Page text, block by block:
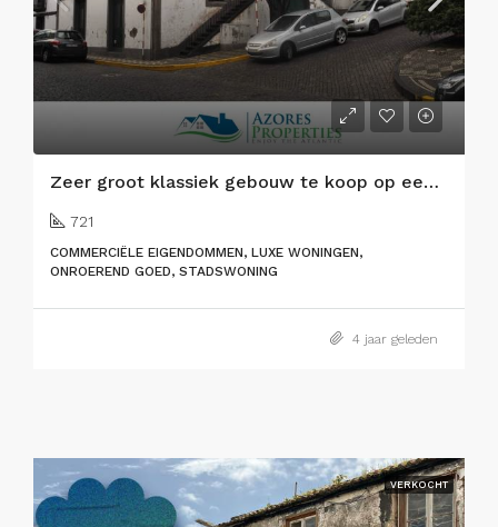
Zeer groot klassiek gebouw te koop op een fantastische locatie in Horta stad
721
COMMERCIËLE EIGENDOMMEN, LUXE WONINGEN,
ONROEREND GOED, STADSWONING
4 jaar geleden
VERKOCHT